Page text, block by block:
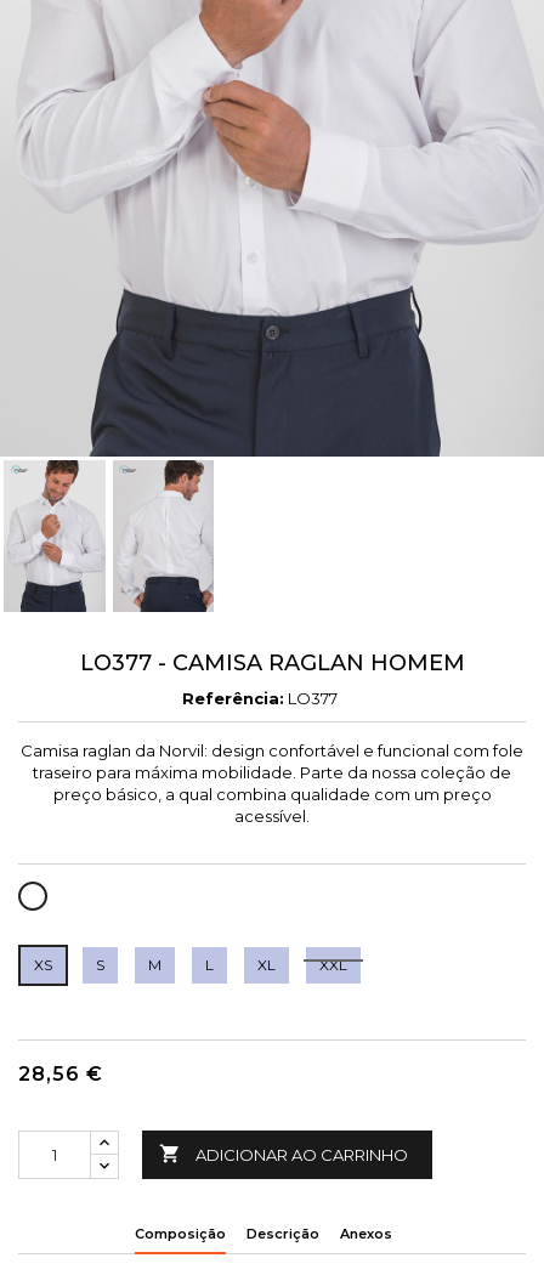
LO377 - CAMISA RAGLAN HOMEM
Referência: LO377
Camisa raglan da Norvil: design confortável e funcional com fole
traseiro para máxima mobilidade. Parte da nossa coleção de
preço básico, a qual combina qualidade com um preço
acessível.
BRANCO
XS S M L XL XXL
28,56 €
 ADICIONAR AO CARRINHO
Composição Descrição Anexos
Cancel Create wishlist
Sign in